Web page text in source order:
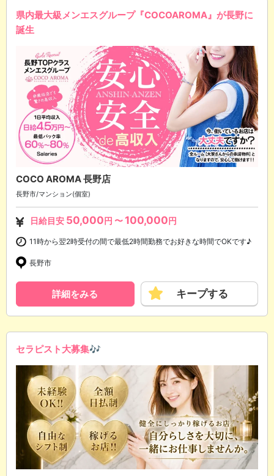
県内最大級メンエスグループ『COCOAROMA』が長野に
誕生
COCO AROMA 長野店
長野市/マンション(個室)
日給目安 50,000円 〜 100,000円
11時から翌2時受付の間で最低2時間勤務でお好きな時間でOKです♪
長野市
詳細をみる キープする
セラピスト大募集🎶